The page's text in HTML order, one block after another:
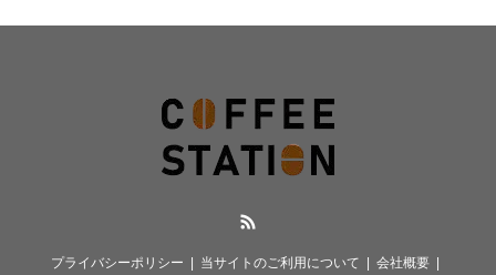
プライバシーポリシー 当サイトのご利用について 会社概要